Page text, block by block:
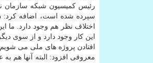
رئیس کمیسیون شبکه سازمان
سپرده شده است، اضافه کرد:
اختلاف نظر هم وجود دارد. ما
این کار وجود دارد و از سوی
افتادن پروژه های ملی می
معروفی افزود: البته آنها هم